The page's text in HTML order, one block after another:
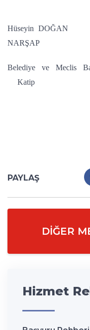
NARŞAP
Belediye
Katip
PAYLAŞ
DIĞER
Hizmet